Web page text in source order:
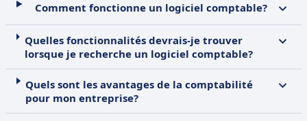
Comment fonctionne un logiciel comptable?
Quelles fonctionnalités devrais-je trouver
lorsque je recherche un logiciel comptable?
Quels sont les avantages de la comptabilité
pour mon entreprise?